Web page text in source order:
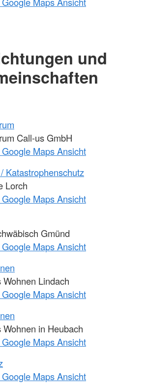
und
Call-us GmbH
Maps Ansicht
Katastrophenschutz
Lorch
Maps Ansicht
Gmünd
Maps Ansicht
Lindach
Maps Ansicht
in Heubach
Maps Ansicht
Maps Ansicht